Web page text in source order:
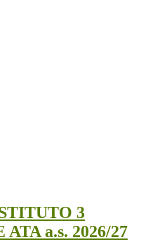
3
a.s. 2026/27